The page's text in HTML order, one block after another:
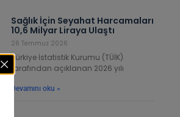
Sağlık İçin Seyahat Harcamaları
10,6 Milyar Liraya Ulaştı
26 Temmuz 2026
Türkiye İstatistik Kurumu (TÜİK)
tarafından açıklanan 2026 yılı
Devamını oku »